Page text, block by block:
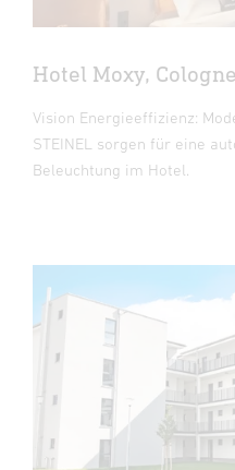
Hotel Moxy, Cologne
Vision Energieeffizienz:
STEINEL sorgen für eine
Beleuchtung im Hotel.